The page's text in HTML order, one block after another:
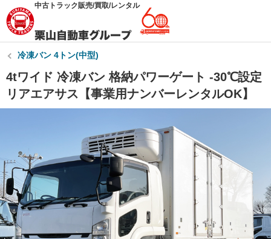
中古トラック販売/買取/レンタル
冷凍バン 4トン(中型)
4tワイド 冷凍バン 格納パワーゲート -30℃設定
リアエアサス【事業用ナンバーレンタルOK】